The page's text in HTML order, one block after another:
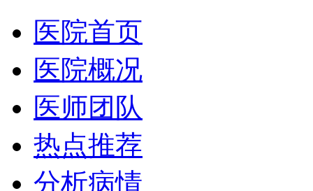
医院首页
医院概况
医师团队
热点推荐
分析病情